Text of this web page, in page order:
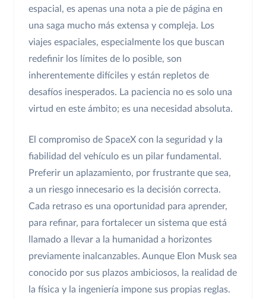
espacial, es apenas una nota a pie de página en
una saga mucho más extensa y compleja. Los
viajes espaciales, especialmente los que buscan
redefinir los límites de lo posible, son
inherentemente difíciles y están repletos de
desafíos inesperados. La paciencia no es solo una
virtud en este ámbito; es una necesidad absoluta.
El compromiso de SpaceX con la seguridad y la
fiabilidad del vehículo es un pilar fundamental.
Preferir un aplazamiento, por frustrante que sea,
a un riesgo innecesario es la decisión correcta.
Cada retraso es una oportunidad para aprender,
para refinar, para fortalecer un sistema que está
llamado a llevar a la humanidad a horizontes
previamente inalcanzables. Aunque Elon Musk sea
conocido por sus plazos ambiciosos, la realidad de
la física y la ingeniería impone sus propias reglas.